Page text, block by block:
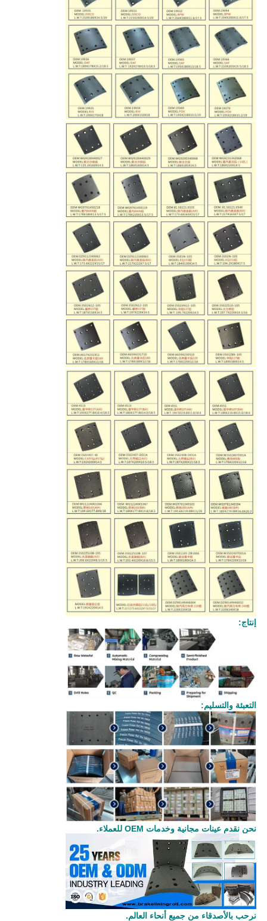
إنتاج:
التعبئة والتسليم:
نحن نقدم عينات مجانية وخدمات OEM للعملاء.
نرحب بالأصدقاء من جميع أنحاء العالم.